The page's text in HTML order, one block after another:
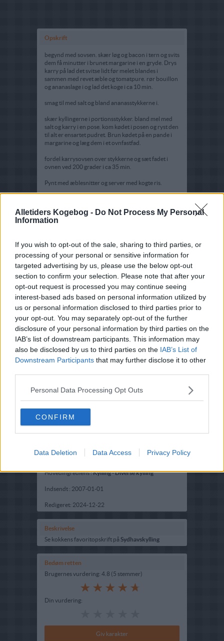
Alletiders Kogebog - Do Not Process My Personal
Information
If you wish to opt-out of the sale, sharing to third parties, or
processing of your personal or sensitive information for
targeted advertising by us, please use the below opt-out
section to confirm your selection. Please note that after your
opt-out request is processed you may continue seeing
interest-based ads based on personal information utilized by
us or personal information disclosed to third parties prior to
your opt-out. You may separately opt-out of the further
disclosure of your personal information by third parties on the
IAB’s list of downstream participants. This information may
also be disclosed by us to third parties on the IAB’s List of
Downstream Participants that may further disclose it to other
Personal Data Processing Opt Outs
CONFIRM
Data Deletion Data Access Privacy Policy
Opskrift
begynd med sovsen. skær løg og bacon i tern og svits
dem få minutter i brunet margarine i en gryde. Drys
karry på lad det svitse lidt før melet blandes i
sammen med revet æble og tomatpure. rør bouillon
og ananaslage i og lad det koge i ca 10 min.
smag til med salt og bland ananasstykkerne i.
skær kyllingerne i portionsstykker. bland mel med
salt og karry i en pose. kom kødet i posen og ryst den
til alt er ensartet pudret. Brun kødet på en pande i
margarine og læg dem i et ovnfastfad.
fordel karrysovsen over stykkerne og sæt fadet i
ovnen ved 200 grader i ca 35 min.
Pynt med æblesnitter og server med kogte ris.
Jeg plejer at lave noget mere sovs da den smager så
godt at der næsten aldrig er nok men det er en
Ret :Hovedretter -Diverse Hovedretter
Hovedingrediens :Kylling-Diverse kylling
Indsendt : 2007-01-01
Redigeret: 2024-12-22
Beskrivelse
Se kokkens favoritopskrift på Sydhavskylling
Bedøm retten
Brugernes vurdering: 4.8 (5 stemmer)
Din vurdering: